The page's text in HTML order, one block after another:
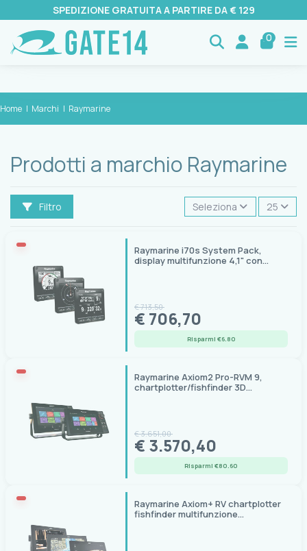
SPEDIZIONE GRATUITA A PARTIRE DA € 129
0
Home Marchi Raymarine
Prodotti a marchio Raymarine
Filtro Seleziona 25
Raymarine i70s System Pack,
display multifunzione 4,1" con
€ 713,50
€ 706,70
Risparmi €6.80
Raymarine Axiom2 Pro-RVM 9,
chartplotter/fishfinder 3D
€ 3.651,00
€ 3.570,40
Risparmi €80.60
Raymarine Axiom+ RV chartplotter
fishfinder multifunzione